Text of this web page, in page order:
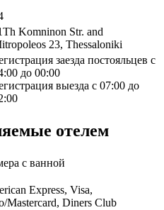
Komninon Str. and
23, Thessaloniki
заезда постояльцев с
до 00:00
выезда с 07:00 до
отелем
с ванной
Express, Visa,
Mastercard, Diners Club